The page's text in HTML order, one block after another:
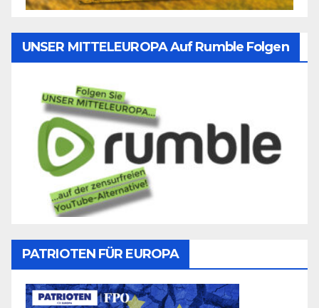
UNSER MITTELEUROPA Auf Rumble Folgen
PATRIOTEN FÜR EUROPA